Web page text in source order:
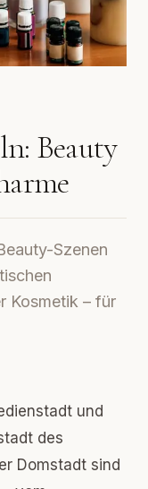
Beauty
Szenen
Kosmetik – für
und
des
Domstadt sind